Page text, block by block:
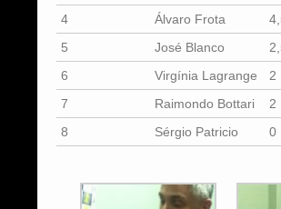
4
Álvaro Frota
5
José Blanco
6
Virgínia Lagrange 2
7
Raimondo Bottari 2
8
Sérgio Patricio 0